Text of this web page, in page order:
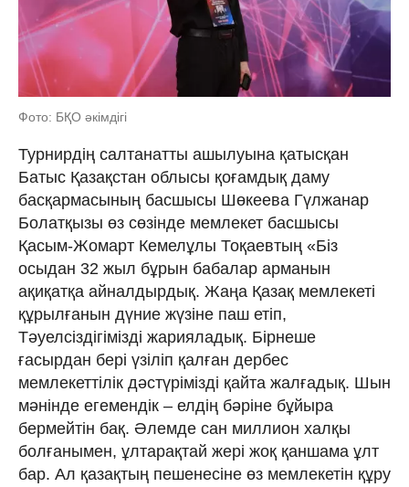
Фото: БҚО әкімдігі
Турнирдің салтанатты ашылуына қатысқан
Батыс Қазақстан облысы қоғамдық даму
басқармасының басшысы Шөкеева Гүлжанар
Болатқызы өз сөзінде мемлекет басшысы
Қасым-Жомарт Кемелұлы Тоқаевтың «Біз
осыдан 32 жыл бұрын бабалар арманын
ақиқатқа айналдырдық. Жаңа Қазақ мемлекеті
құрылғанын дүние жүзіне паш етіп,
Тәуелсіздігімізді жарияладық. Бірнеше
ғасырдан бері үзіліп қалған дербес
мемлекеттілік дәстүрімізді қайта жалғадық. Шын
мәнінде егемендік – елдің бәріне бұйыра
бермейтін бақ. Әлемде сан миллион халқы
болғанымен, ұлтарақтай жері жоқ қаншама ұлт
бар. Ал қазақтың пешенесіне өз мемлекетін құру